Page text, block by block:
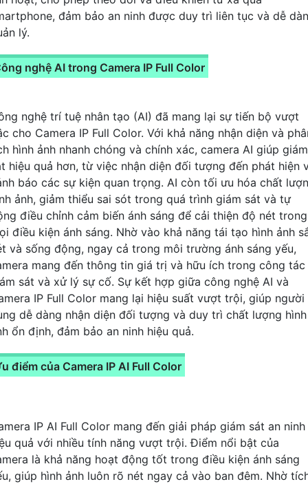
đảm bảo an ninh được duy trì liên tục và dễ
lý.
nghệ AI trong Camera IP Full Color
nghệ trí tuệ nhân tạo (AI) đã mang lại sự tiến bộ vượt
cho Camera IP Full Color. Với khả năng nhận diện và
hình ảnh nhanh chóng và chính xác, camera AI giúp giám
hiệu quả hơn, từ việc nhận diện đối tượng đến phát hiện
báo các sự kiện quan trọng. AI còn tối ưu hóa chất
ảnh, giảm thiểu sai sót trong quá trình giám sát và tự
điều chỉnh cảm biến ánh sáng để cải thiện độ nét trong
điều kiện ánh sáng. Nhờ vào khả năng tái tạo hình ảnh
và sống động, ngay cả trong môi trường ánh sáng yếu,
mang đến thông tin giá trị và hữu ích trong công tác
sát và xử lý sự cố. Sự kết hợp giữa công nghệ AI và
IP Full Color mang lại hiệu suất vượt trội, giúp người
dễ dàng nhận diện đối tượng và duy trì chất lượng hình
ổn định, đảm bảo an ninh hiệu quả.
điểm của Camera IP AI Full Color
IP AI Full Color mang đến giải pháp giám sát an ninh
quả với nhiều tính năng vượt trội. Điểm nổi bật của
là khả năng hoạt động tốt trong điều kiện ánh sáng
giúp hình ảnh luôn rõ nét ngay cả vào ban đêm. Nhờ